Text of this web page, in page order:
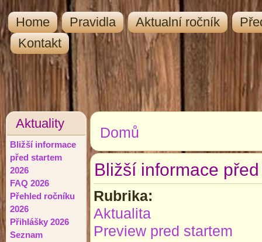
Home Pravidla Aktualní ročník
Kontakt
Aktuality
Bližší informace
před startem
2026
FAQ 2026
Přehled ročníku
2026
Přihlášky 2026
Seznam
Jste zde
Domů
Bližší informace
Rubrika:
Aktualita
Preview pred startem